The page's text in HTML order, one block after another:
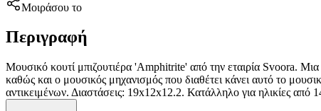
Μοιράσου το
Περιγραφή
Μουσικό κουτί μπιζουτιέρα 'Amphitrite' από την εταιρία Svoora.
καθώς και ο μουσικός μηχανισμός που διαθέτει κάνει αυτό το
αντικειμένων. Διαστάσεις: 19x12x12.2. Κατάλληλο για ηλικίες από